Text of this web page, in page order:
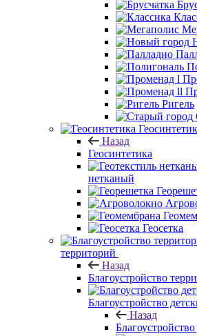
Ригель
Назад
Геосинтетика
нетканый
Геосетка
территорий
Назад
Благоустройство
Благоустройство
Назад